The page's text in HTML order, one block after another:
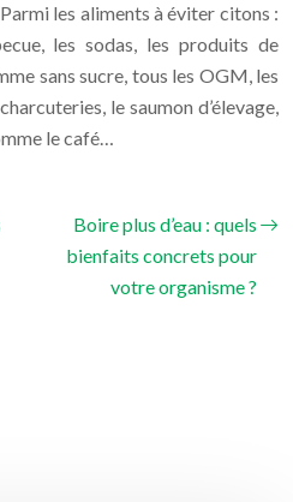
les aliments à éviter citons :
les sodas, les produits de
sans sucre, tous les OGM, les
le saumon d’élevage,
le café…
Boire plus d’eau : quels
bienfaits concrets pour
votre organisme ?